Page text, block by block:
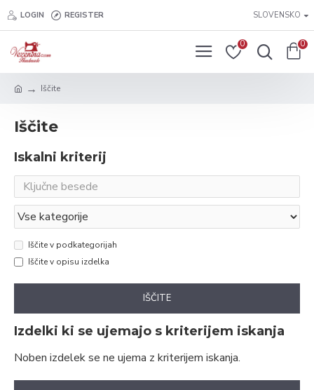
LOGIN REGISTER SLOVENSKO
0 0
Iščite
Iščite
Iskalni kriterij
Iščite v podkategorijah
Iščite v opisu izdelka
IŠČITE
Izdelki ki se ujemajo s kriterijem iskanja
Noben izdelek se ne ujema z kriterijem iskanja.